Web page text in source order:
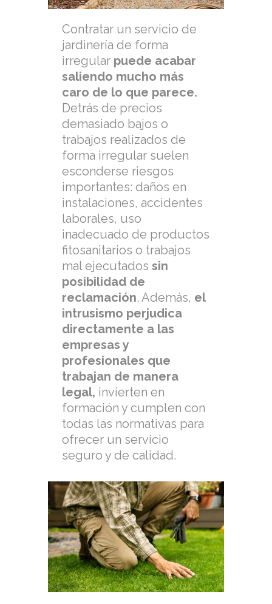
Contratar un servicio de
jardinería de forma
irregular puede acabar
saliendo mucho más
caro de lo que parece.
Detrás de precios
demasiado bajos o
trabajos realizados de
forma irregular suelen
esconderse riesgos
importantes: daños en
instalaciones, accidentes
laborales, uso
inadecuado de productos
fitosanitarios o trabajos
mal ejecutadossin
posibilidad de
reclamación. Además, el
intrusismo perjudica
directamente a las
empresas y
profesionales que
trabajan de manera
legal, invierten en
formación y cumplen con
todas las normativas para
ofrecer un servicio
seguro y de calidad.